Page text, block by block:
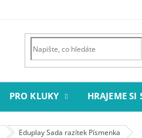
PRO KLUKY HRAJEME SI
Eduplay Sada razítek Písmenka